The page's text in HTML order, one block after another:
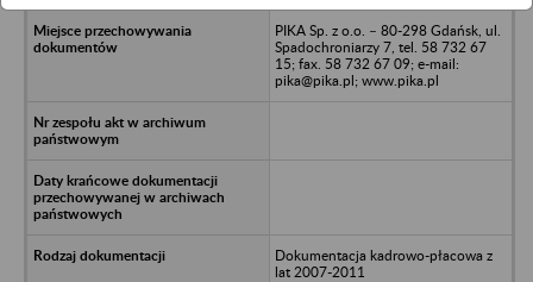
PIKA Sp. z o.o. – 80-298 Gdańsk, ul.
Spadochroniarzy 7, tel. 58 732 67
15; fax. 58 732 67 09; e-mail:
pika@pika.pl; www.pika.pl
Dokumentacja kadrowo-płacowa z
lat 2007-2011